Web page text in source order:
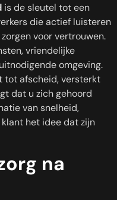
is de sleutel tot een
die actief luisteren
voor vertrouwen.
vriendelijke
omgeving.
tot afscheid, versterkt
dat u zich gehoord
van snelheid,
het idee dat zijn
na